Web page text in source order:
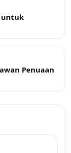
untuk
Penuaan